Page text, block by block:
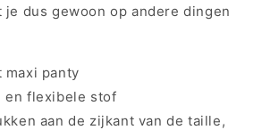
je dus gewoon op andere dingen
maxi panty
en flexibele stof
aan de zijkant van de taille,